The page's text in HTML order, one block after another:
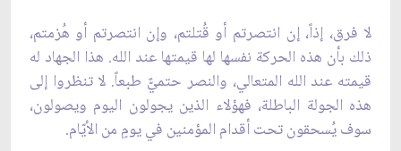
لا فرق، إذاً، إن انتصرتم أو قُتلتم، وإن انتصرتم أو هُزمتم،
ذلك بأن هذه الحركة نفسها لها قيمتها عند الله. هذا الجهاد له
قيمته عند الله المتعالي، والنصر حتميٌّ طبعاً. لا تنظروا إلى
هذه الجولة الباطلة، فهؤلاء الذين يجولون اليوم ويصولون،
سوف يُسحقون تحت أقدام المؤمنين في يومٍ من الأيّام.